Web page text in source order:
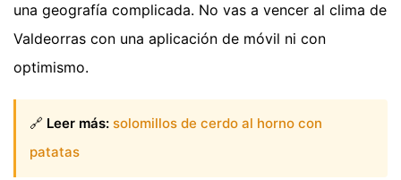
una geografía complicada. No vas a vencer al clima de
Valdeorras con una aplicación de móvil ni con
optimismo.
🔗 Leer más: solomillos de cerdo al horno con
patatas